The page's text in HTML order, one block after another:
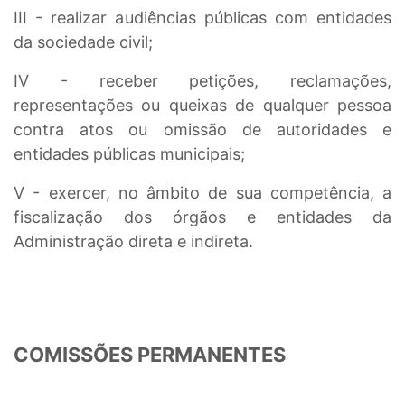
III - realizar audiências públicas com entidades
da sociedade civil;
IV - receber petições, reclamações,
representações ou queixas de qualquer pessoa
contra atos ou omissão de autoridades e
entidades públicas municipais;
V - exercer, no âmbito de sua competência, a
fiscalização dos órgãos e entidades da
Administração direta e indireta.
COMISSÕES PERMANENTES